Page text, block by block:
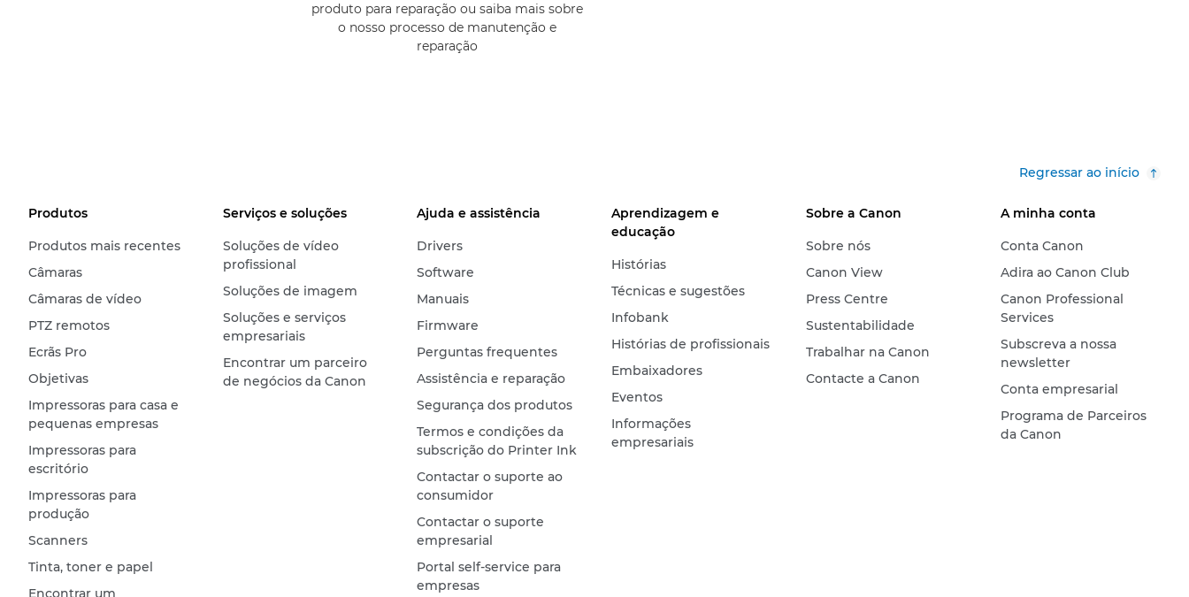
produto para reparação ou saiba mais sobre
o nosso processo de manutenção e
reparação
Regressar ao início
Produtos
Produtos mais recentes
Câmaras
Câmaras de vídeo
PTZ remotos
Ecrãs Pro
Objetivas
Impressoras para casa e
pequenas empresas
Impressoras para
escritório
Impressoras para
produção
Scanners
Tinta, toner e papel
Encontrar um
Serviços e soluções
Soluções de vídeo
profissional
Soluções de imagem
Soluções e serviços
empresariais
Encontrar um parceiro
de negócios da Canon
Ajuda e assistência
Drivers
Software
Manuais
Firmware
Perguntas frequentes
Assistência e reparação
Segurança dos produtos
Termos e condições da
subscrição do Printer Ink
Contactar o suporte ao
consumidor
Contactar o suporte
empresarial
Portal self-service para
empresas
Aprendizagem e
educação
Histórias
Técnicas e sugestões
Infobank
Histórias de profissionais
Embaixadores
Eventos
Informações
empresariais
Sobre a Canon
Sobre nós
Canon View
Press Centre
Sustentabilidade
Trabalhar na Canon
Contacte a Canon
A minha conta
Conta Canon
Adira ao Canon Club
Canon Professional
Services
Subscreva a nossa
newsletter
Conta empresarial
Programa de Parceiros
da Canon